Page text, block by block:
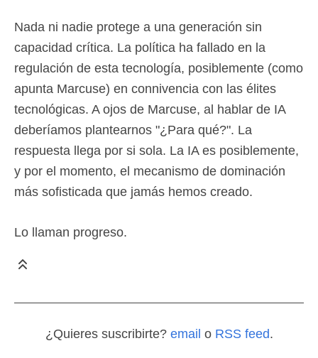
Nada ni nadie protege a una generación sin
capacidad crítica. La política ha fallado en la
regulación de esta tecnología, posiblemente (como
apunta Marcuse) en connivencia con las élites
tecnológicas. A ojos de Marcuse, al hablar de IA
deberíamos plantearnos "¿Para qué?". La
respuesta llega por si sola. La IA es posiblemente,
y por el momento, el mecanismo de dominación
más sofisticada que jamás hemos creado.
Lo llaman progreso.
¿Quieres suscribirte? email o RSS feed.